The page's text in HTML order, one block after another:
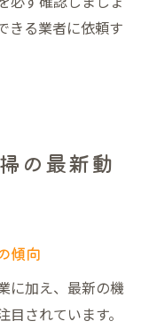
きる業者に依頼す
の最新動
傾向
に加え、最新の機
されています。